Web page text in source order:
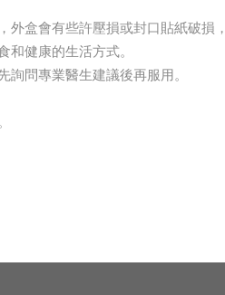
盒會有些許壓損或封口貼紙破損
健康的生活方式。
問專業醫生建議後再服用。